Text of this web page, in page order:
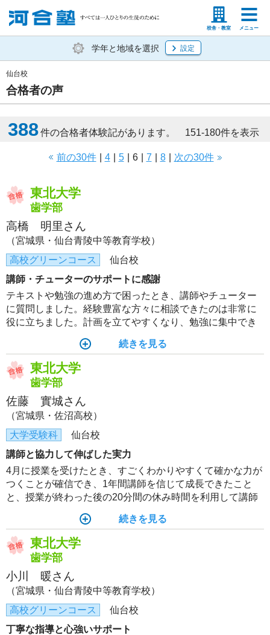
校舎・教室 メニュー
塾生の方 高等学校の先生
学年と地域を選択 設定
合格者の声
仙台校
388件の合格者体験記があります。 151-180件を表示
前の30件 4 5 6 7 8 次の30件
東北大学
歯学部
高橋 明里さん
（宮城県・仙台青陵中等教育学校）
高校グリーンコース
仙台校
講師・チューターのサポートに感謝
テキストや勉強の進め方で困ったとき、講師やチューター
に質問しました。経験豊富な方々に相談できたのは非常に
役に立ちました。計画を立てやすくなり、勉強に集中でき
続きを見る
東北大学
歯学部
佐藤 實城さん
（宮城県・佐沼高校）
大学受験科
仙台校
講師と協力して伸ばした実力
4月に授業を受けたとき、すごくわかりやすくて確かな力が
つくことが確信でき、1年間講師を信じて成長できたこと
と、授業が終わった後の20分間の休み時間を利用して講師
仲の良い講師ができると、さらにやる気が出た。
続きを見る
東北大学
歯学部
小川 暖さん
（宮城県・仙台青陵中等教育学校）
高校グリーンコース
仙台校
丁寧な指導と心強いサポート